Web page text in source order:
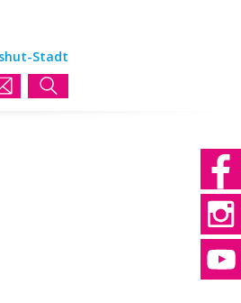
Stadt